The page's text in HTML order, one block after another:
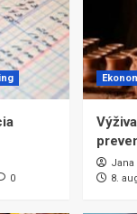
0
Jana
8.